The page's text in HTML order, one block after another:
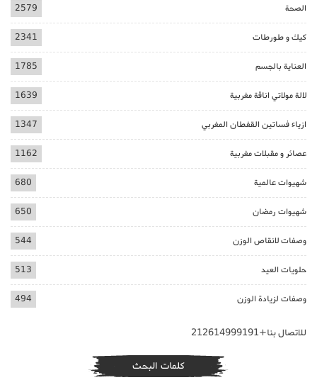
الصحة 2579
كيك و طورطات 2341
العناية بالجسم 1785
لالة مولاتي اناقة مغربية 1639
ازياء فساتين القفطان المغربي 1347
عصائر و مقبلات مغربية 1162
شهيوات عالمية 680
شهيوات رمضان 650
وصفات لانقاص الوزن 544
حلويات العيد 513
وصفات لزيادة الوزن 494
للاتصال بنا+212614999191
كلمات البحث